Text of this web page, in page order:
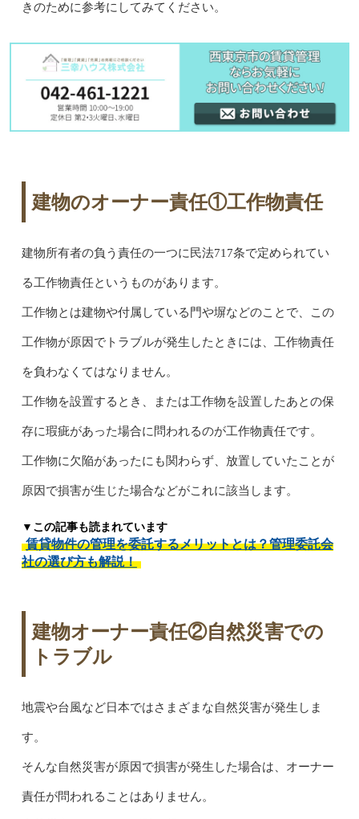
きのために参考にしてみてください。
建物のオーナー責任①工作物責任
建物所有者の負う責任の一つに民法717条で定められてい
る工作物責任というものがあります。
工作物とは建物や付属している門や塀などのことで、この
工作物が原因でトラブルが発生したときには、工作物責任
を負わなくてはなりません。
工作物を設置するとき、または工作物を設置したあとの保
存に瑕疵があった場合に問われるのが工作物責任です。
工作物に欠陥があったにも関わらず、放置していたことが
原因で損害が生じた場合などがこれに該当します。
▼この記事も読まれています
賃貸物件の管理を委託するメリットとは？管理委託会
社の選び方も解説！
建物オーナー責任②自然災害での
トラブル
地震や台風など日本ではさまざまな自然災害が発生しま
す。
そんな自然災害が原因で損害が発生した場合は、オーナー
責任が問われることはありません。